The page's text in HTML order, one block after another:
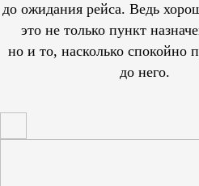
до ожидания рейса. Ведь
это не только пункт
но и то, насколько спокойно
до него.